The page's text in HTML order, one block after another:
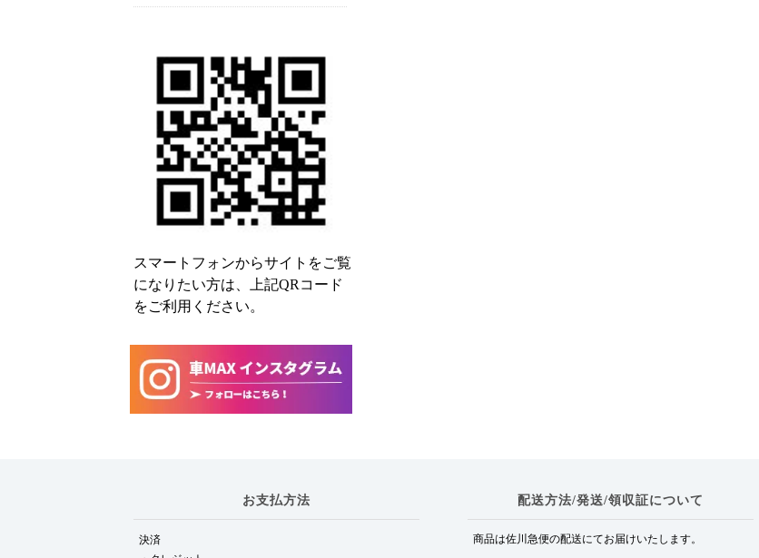
スマートフォンからサイトをご覧
になりたい方は、上記QRコード
をご利用ください。
お支払方法
決済
配送方法/発送/領収証について
商品は佐川急便の配送にてお届けいたします。